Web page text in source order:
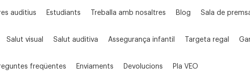
auditius Estudiants Treballa amb nosaltres Blog Sala de
Salut visual Salut auditiva Assegurança infantil Targeta regal
freqüentes Enviaments Devolucions Pla VEO